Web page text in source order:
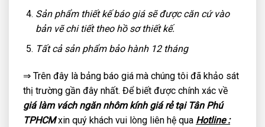
Sản phẩm thiết kế báo giá sẽ được căn cứ vào
bản vẽ chi tiết theo hồ sơ thiết kế.
Tất cả sản phẩm bảo hành 12 tháng
⇒ Trên đây là bảng báo giá mà chúng tôi đã khảo sát
thị trường gần đây nhất. Để biết được chính xác về
giá làm vách ngăn nhôm kính giá rẻ tại Tân Phú
TPHCMxin quý khách vui lòng liên hệ qua Hotline :